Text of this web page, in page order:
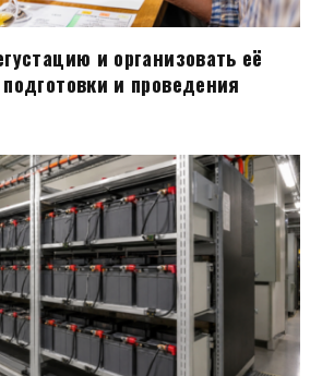
и организовать её
и проведения